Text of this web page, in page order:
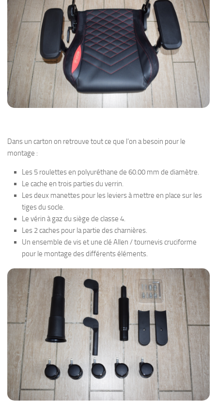
Dans un carton on retrouve tout ce que l’on a besoin pour le
montage :
Les 5 roulettes en polyuréthane de 60.00 mm de diamètre.
Le cache en trois parties du verrin.
Les deux manettes pour les leviers à mettre en place sur les
tiges du socle.
Le vérin à gaz du siège de classe 4.
Les 2 caches pour la partie des charnières.
Un ensemble de vis et une clé Allen / tournevis cruciforme
pour le montage des différents éléments.